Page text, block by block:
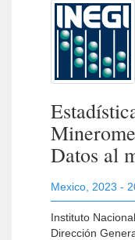
Datos al
Mexico 2023 -
Instituto
Dirección